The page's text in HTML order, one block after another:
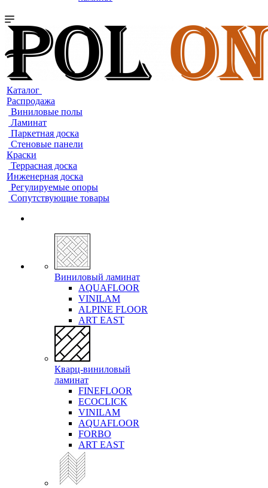
Каталог
Распродажа
Виниловые полы
Ламинат
Паркетная доска
Стеновые панели
Краски
Террасная доска
Инженерная доска
Регулируемые опоры
Сопутствующие товары
Виниловый ламинат
AQUAFLOOR
VINILAM
ALPINE FLOOR
ART EAST
Кварц-виниловый
ламинат
FINEFLOOR
ECOCLICK
VINILAM
AQUAFLOOR
FORBO
ART EAST